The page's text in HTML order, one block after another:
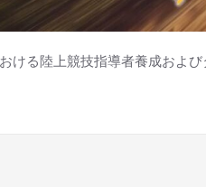
ける陸上競技指導者養成およ